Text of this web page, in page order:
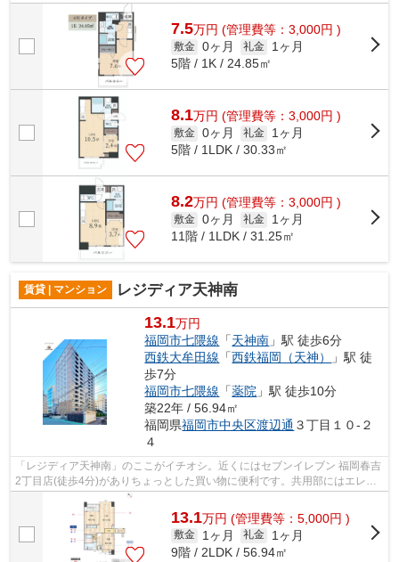
置き場などが揃っており、とても充実し...
7.5万円 (管理費等：3,000円 )
敷金 0ヶ月 礼金
1ヶ月
5階 / 1K / 24.85㎡
8.1万円 (管理費等：3,000円 )
敷金 0ヶ月 礼金
1ヶ月
5階 / 1LDK / 30.33㎡
8.2万円 (管理費等：3,000円 )
敷金 0ヶ月 礼金
1ヶ月
11階 / 1LDK / 31.25㎡
賃貸 | マンション レジディア天神南
13.1万円
福岡市七隈線 「天神南 」駅 徒歩6分
西鉄大牟田線 「西鉄福岡（天神）
」駅 徒
歩7分
福岡市七隈線 「薬院 」駅 徒歩10分
築22年 / 56.94㎡
福岡県福岡市中央区渡辺通 ３丁目１０-２
４
「レジディア天神南」のここがイチオシ。近くにはセブンイレブン 福岡春吉
2丁目店(徒歩4分)がありちょっとした買い物に便利です。共用部にはエレベ
ータ・敷地内ごみ置き場など様々な設...
13.1万円 (管理費等：5,000円 )
敷金 1ヶ月 礼金
1ヶ月
9階 / 2LDK / 56.94㎡